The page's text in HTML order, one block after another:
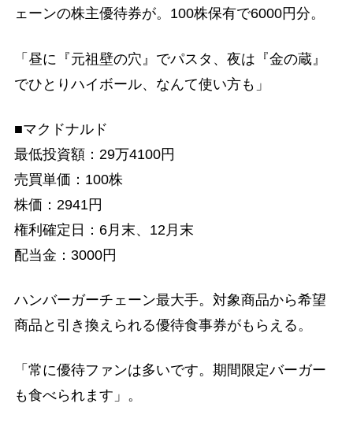
ェーンの株主優待券が。100株保有で6000円分。
「昼に『元祖壁の穴』でパスタ、夜は『金の蔵』
でひとりハイボール、なんて使い方も」
■マクドナルド
最低投資額：29万4100円
売買単価：100株
株価：2941円
権利確定日：6月末、12月末
配当金：3000円
ハンバーガーチェーン最大手。対象商品から希望
商品と引き換えられる優待食事券がもらえる。
「常に優待ファンは多いです。期間限定バーガー
も食べられます」。